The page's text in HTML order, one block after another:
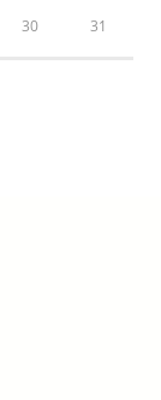
30 31